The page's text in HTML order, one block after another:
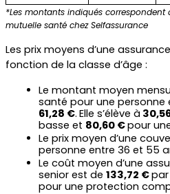
*Les montants indiqués correspondent
mutuelle santé chez Selfassurance
Les prix moyens d’une
fonction de la classe d’âge :
Le montant moyen
61,28 €. Elle s’élève à
basse et 80,60 € pour
Le prix moyen d’une
personne entre 36 et 55
Le coût moyen d’une
senior est de 133,72 €
pour une protection